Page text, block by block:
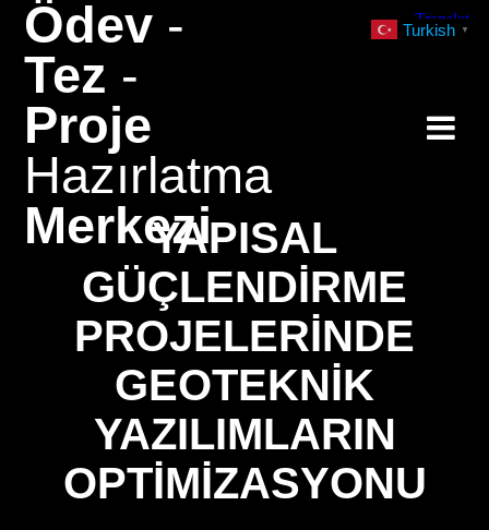
Ödev -
Tez -
Proje
Hazırlatma
MerkeziYAPISAL
GÜÇLENDIRME
PROJELERINDE
GEOTEKNIK
YAZILIMLARIN
OPTIMIZASYONU
Turkish ▼